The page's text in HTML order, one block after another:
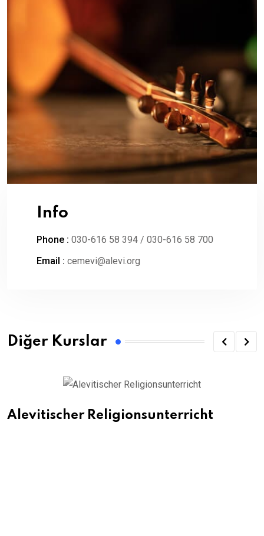
Info
Phone : 030-616 58 394 / 030-616 58 700
Email : cemevi@alevi.org
Diğer Kurslar
Alevitischer Religionsunterricht